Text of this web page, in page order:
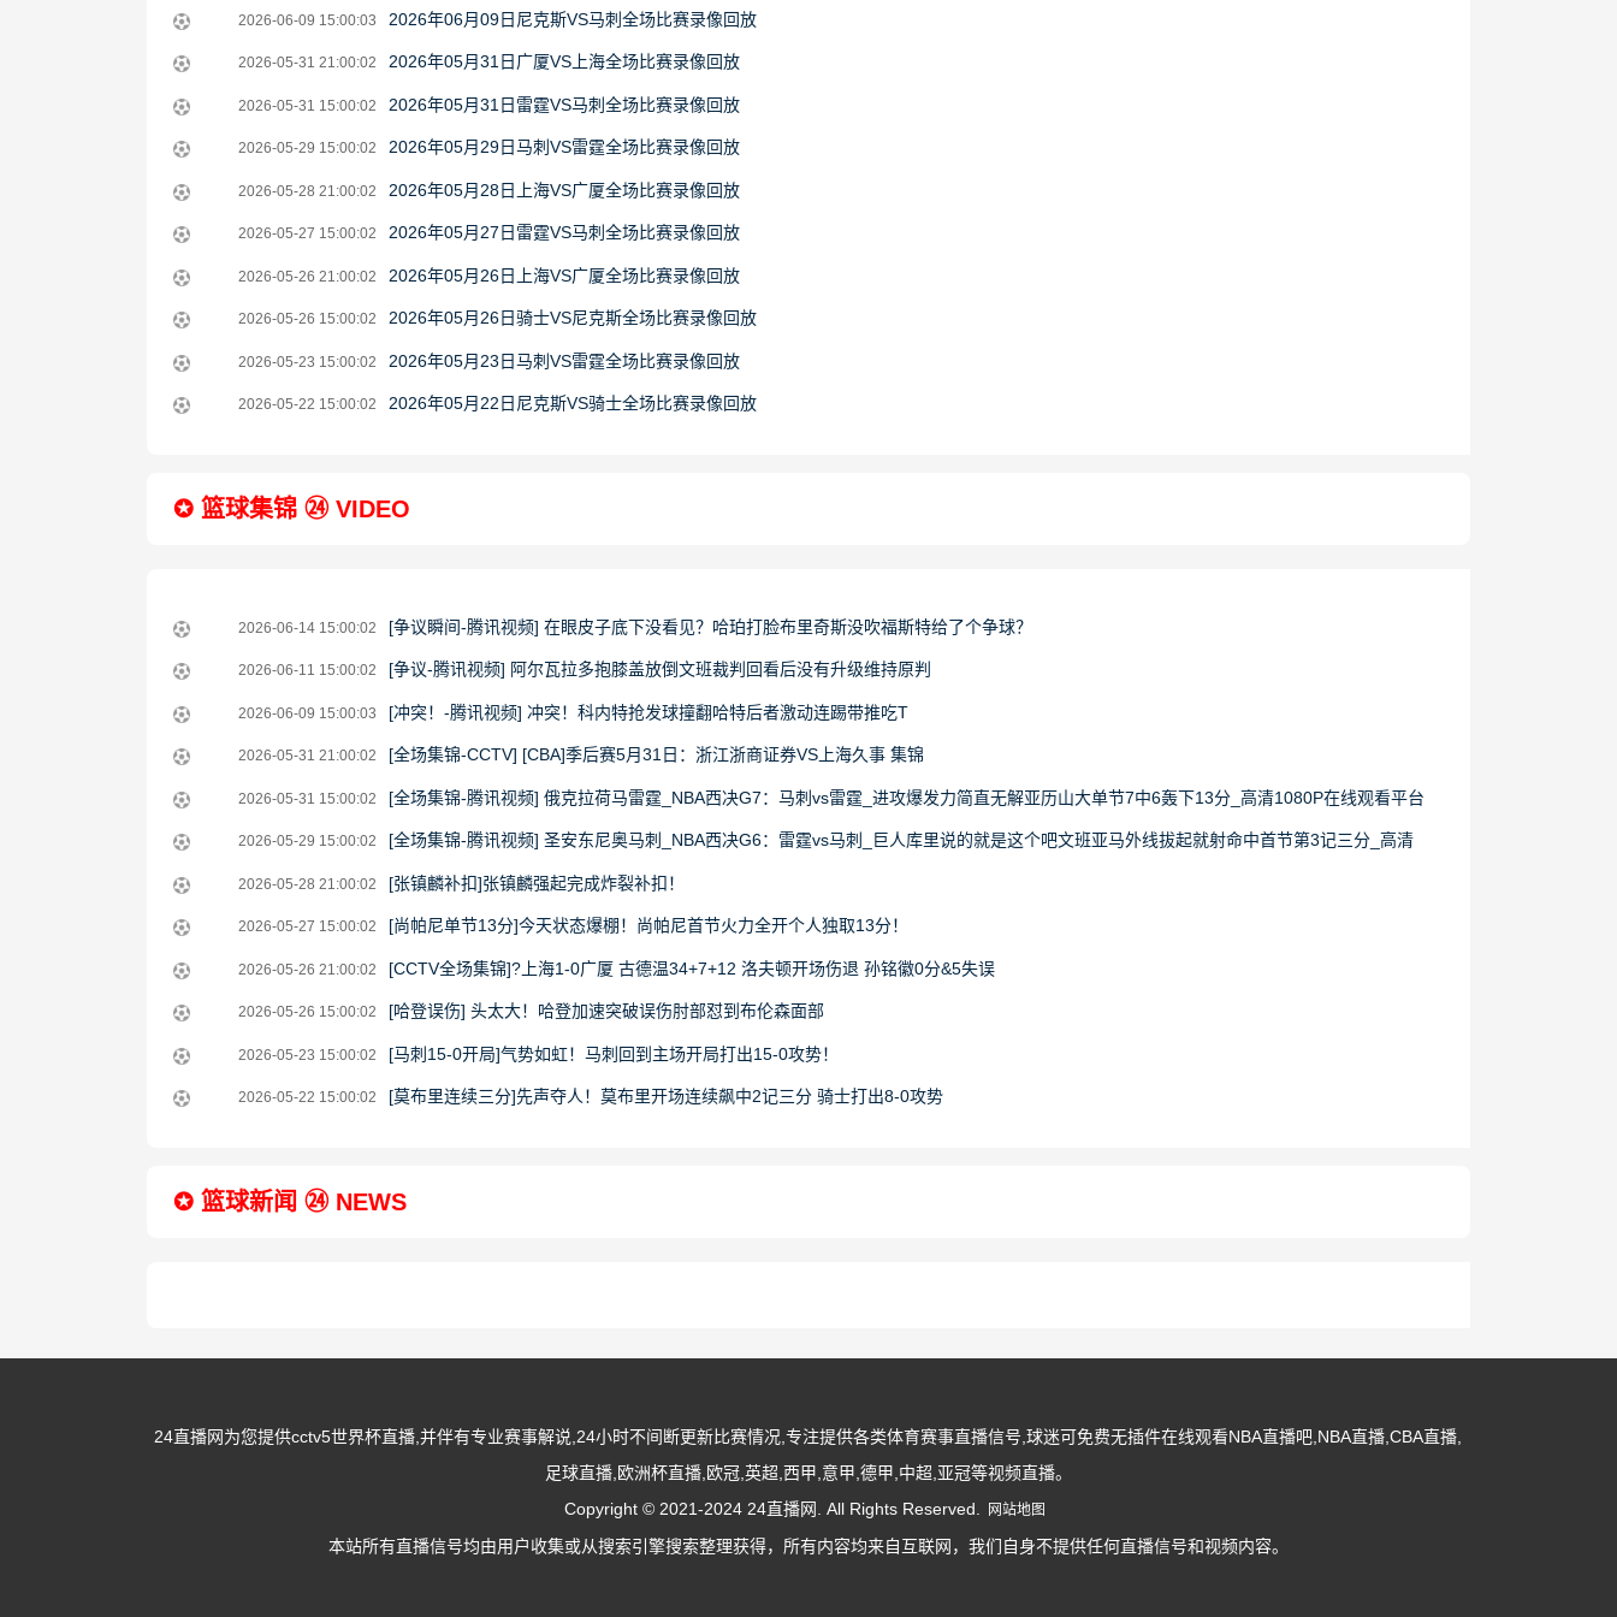
14
15:00:02
06-
11
15:00:02
2026-
06-
09
15:00:03
2026-06-09 15:00:03 2026年06月09日尼克斯VS马刺全场比赛录像回放
2026-
05-
31
21:00:02
2026-05-31 21:00:02 2026年05月31日广厦VS上海全场比赛录像回放
2026-
05-
31
15:00:02
2026-05-31 15:00:02 2026年05月31日雷霆VS马刺全场比赛录像回放
2026-
05-
29
15:00:02
2026-05-29 15:00:02 2026年05月29日马刺VS雷霆全场比赛录像回放
2026-
05-
28
21:00:02
2026-05-28 21:00:02 2026年05月28日上海VS广厦全场比赛录像回放
2026-
05-
27
15:00:02
2026-05-27 15:00:02 2026年05月27日雷霆VS马刺全场比赛录像回放
2026-
05-
26
21:00:02
2026-05-26 21:00:02 2026年05月26日上海VS广厦全场比赛录像回放
2026-
05-
26
2026-05-26 15:00:02 2026年05月26日骑士VS尼克斯全场比赛录像回放
2026-
05-
2026-05-23 15:00:02 2026年05月23日马刺VS雷霆全场比赛录像回放
2026-
2026-05-22 15:00:02 2026年05月22日尼克斯VS骑士全场比赛录像回放
✪ 篮球集锦 ㉔ VIDEO
2026-
06-
14
15:00:02
2026-06-14 15:00:02 [争议瞬间-腾讯视频] 在眼皮子底下没看见？哈珀打脸布里奇斯没吹福斯特给了个争球？
2026-
06-
11
15:00:02
2026-06-11 15:00:02 [争议-腾讯视频] 阿尔瓦拉多抱膝盖放倒文班裁判回看后没有升级维持原判
2026-
06-
09
15:00:03
2026-06-09 15:00:03 [冲突！-腾讯视频] 冲突！科内特抢发球撞翻哈特后者激动连踢带推吃T
2026-
05-
31
21:00:02
2026-05-31 21:00:02 [全场集锦-CCTV] [CBA]季后赛5月31日：浙江浙商证券VS上海久事 集锦
2026-
05-
31
15:00:02
2026-05-31 15:00:02 [全场集锦-腾讯视频] 俄克拉荷马雷霆_NBA西决G7：马刺vs雷霆_进攻爆发力简直无解亚历山大单节7中6轰下13分_高清1080P在线观看平台
2026-
05-
29
15:00:02
2026-05-29 15:00:02 [全场集锦-腾讯视频] 圣安东尼奥马刺_NBA西决G6：雷霆vs马刺_巨人库里说的就是这个吧文班亚马外线拔起就射命中首节第3记三分_高清
1080P在线观看平台
2026-
05-
28
21:00:02
2026-05-28 21:00:02 [张镇麟补扣]张镇麟强起完成炸裂补扣！
2026-
05-
27
15:00:02
2026-05-27 15:00:02 [尚帕尼单节13分]今天状态爆棚！尚帕尼首节火力全开个人独取13分！
2026-
05-
26
21:00:02
2026-05-26 21:00:02 [CCTV全场集锦]?上海1-0广厦 古德温34+7+12 洛夫顿开场伤退 孙铭徽0分&5失误
2026-
05-
26
2026-05-26 15:00:02 [哈登误伤] 头太大！哈登加速突破误伤肘部怼到布伦森面部
2026-
05-
2026-05-23 15:00:02 [马刺15-0开局]气势如虹！马刺回到主场开局打出15-0攻势！
2026-
2026-05-22 15:00:02 [莫布里连续三分]先声夺人！莫布里开场连续飙中2记三分 骑士打出8-0攻势
✪ 篮球新闻 ㉔ NEWS
24直播网为您提供cctv5世界杯直播,并伴有专业赛事解说,24小时不间断更新比赛情况,专注提供各类体育赛事直播信号,球迷可免费无插件在线观看NBA直播吧,NBA直播,CBA直播,
足球直播,欧洲杯直播,欧冠,英超,西甲,意甲,德甲,中超,亚冠等视频直播。
Copyright © 2021-2024 24直播网. All Rights Reserved.
网站地图
本站所有直播信号均由用户收集或从搜索引擎搜索整理获得，所有内容均来自互联网，我们自身不提供任何直播信号和视频内容。